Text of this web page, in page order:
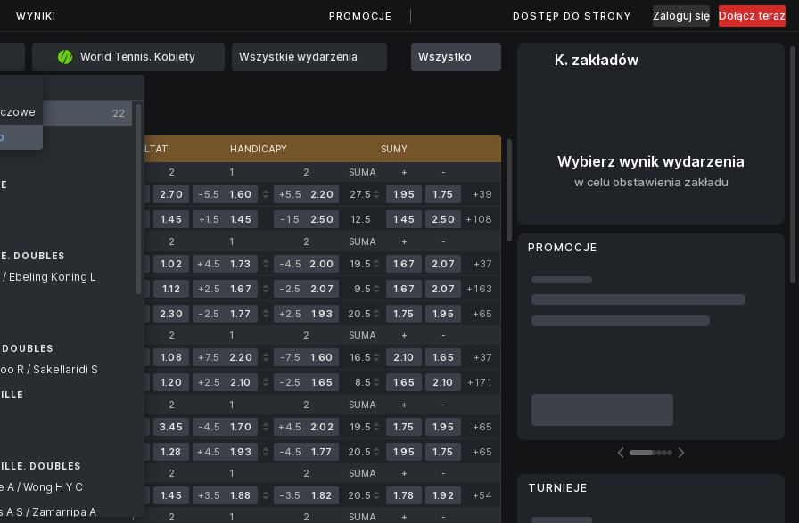
WYNIKI
WYNIKI PROMOCJE DOSTĘP DO STRONY Zaloguj się Dołącz teraz
World Tennis. Kobiety Wszystkie wydarzenia Wszystko
REZULTAT HANDICAPY SUMY
2 1 2 SUMA + -
2.70 -5.5 1.60 +5.5 2.20 27.5 1.95 1.75
+39
1.45 +1.5 1.45 -1.5 2.50 12.5 1.45 2.50 +108
2 1 2 SUMA + -
2-4)
1.02 +4.5 1.73 -4.5 2.00 19.5 1.67 2.07
+37
1.12 +2.5 1.67 -2.5 2.07 9.5 1.67 2.07
+163
2.30 -2.5 1.77 +2.5 1.93 20.5 1.75 1.95 +65
2 1 2 SUMA + -
0-1)
1.08 +7.5 2.20 -7.5 1.60 16.5 2.10 1.65
+37
1.20 +2.5 2.10 -2.5 1.65 8.5 1.65 2.10 +171
2 1 2 SUMA + -
3.45 -4.5 1.70 +4.5 2.02 19.5 1.75 1.95
+65
1.28 +4.5 1.93 -4.5 1.77 20.5 1.95 1.75 +65
WOMEN. CHINA 2 1 2 SUMA + -
Jutro o 06:00 1.45 +3.5 1.88 -3.5 1.82 20.5 1.78 1.92 +54
1 2 1 2 SUMA + -
K. zakładów
Wybierz wynik wydarzenia
w celu obstawienia zakładu
PROMOCJE
TURNIEJE
22
DOUBLES
Ebeling Koning L
R / Sakellaridi S
DOUBLES
/ Wong H Y C
A S / Zamarripa A